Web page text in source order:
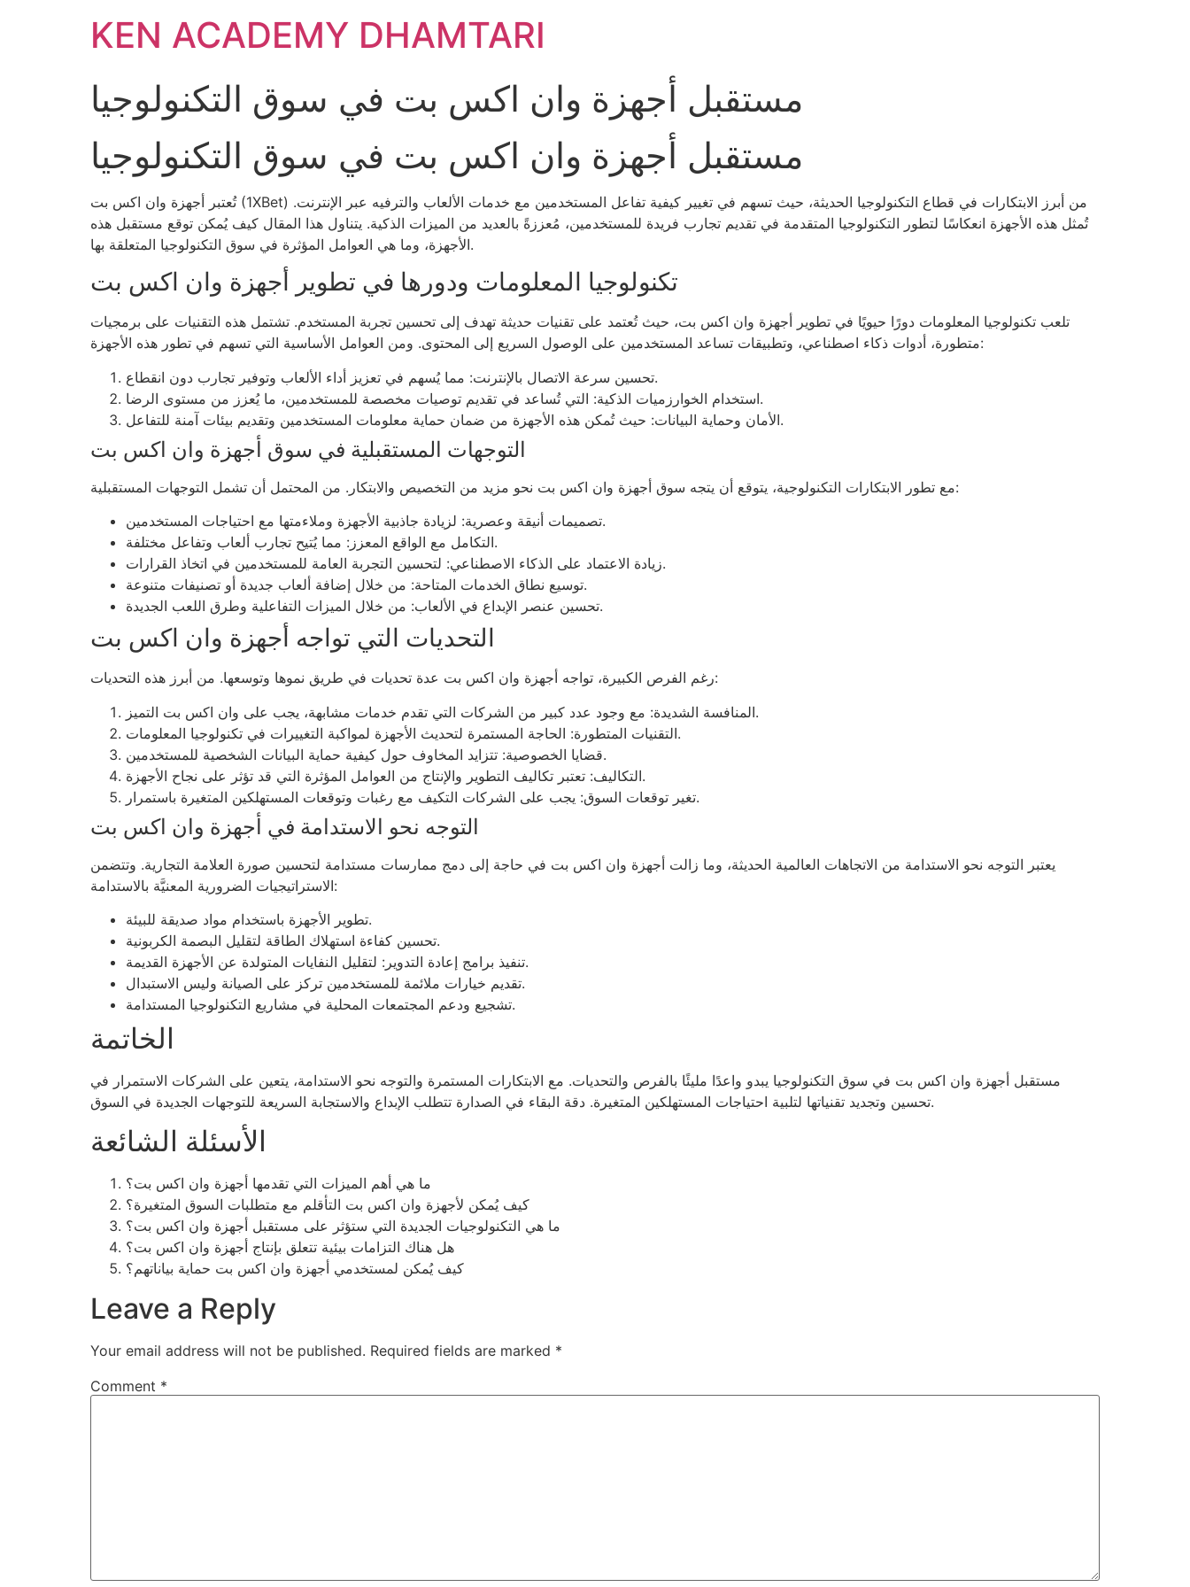
KEN ACADEMY DHAMTARI
مستقبل أجهزة وان اكس بت في سوق التكنولوجيا
مستقبل أجهزة وان اكس بت في سوق التكنولوجيا
تُعتبر أجهزة وان اكس بت (1XBet) من أبرز الابتكارات في قطاع التكنولوجيا الحديثة، حيث تسهم في تغيير كيفية تفاعل المستخدمين مع خدمات الألعاب والترفيه عبر الإنترنت.
تُمثل هذه الأجهزة انعكاسًا لتطور التكنولوجيا المتقدمة في تقديم تجارب فريدة للمستخدمين، مُعززةً بالعديد من الميزات الذكية. يتناول هذا المقال كيف يُمكن توقع مستقبل هذه
الأجهزة، وما هي العوامل المؤثرة في سوق التكنولوجيا المتعلقة بها.
تكنولوجيا المعلومات ودورها في تطوير أجهزة وان اكس بت
تلعب تكنولوجيا المعلومات دورًا حيويًا في تطوير أجهزة وان اكس بت، حيث تُعتمد على تقنيات حديثة تهدف إلى تحسين تجربة المستخدم. تشتمل هذه التقنيات على برمجيات
متطورة، أدوات ذكاء اصطناعي، وتطبيقات تساعد المستخدمين على الوصول السريع إلى المحتوى. ومن العوامل الأساسية التي تسهم في تطور هذه الأجهزة:
تحسين سرعة الاتصال بالإنترنت: مما يُسهم في تعزيز أداء الألعاب وتوفير تجارب دون انقطاع.
استخدام الخوارزميات الذكية: التي تُساعد في تقديم توصيات مخصصة للمستخدمين، ما يُعزز من مستوى الرضا.
الأمان وحماية البيانات: حيث تُمكن هذه الأجهزة من ضمان حماية معلومات المستخدمين وتقديم بيئات آمنة للتفاعل.
التوجهات المستقبلية في سوق أجهزة وان اكس بت
مع تطور الابتكارات التكنولوجية، يتوقع أن يتجه سوق أجهزة وان اكس بت نحو مزيد من التخصيص والابتكار. من المحتمل أن تشمل التوجهات المستقبلية:
تصميمات أنيقة وعصرية: لزيادة جاذبية الأجهزة وملاءمتها مع احتياجات المستخدمين.
التكامل مع الواقع المعزز: مما يُتيح تجارب ألعاب وتفاعل مختلفة.
زيادة الاعتماد على الذكاء الاصطناعي: لتحسين التجربة العامة للمستخدمين في اتخاذ القرارات.
توسيع نطاق الخدمات المتاحة: من خلال إضافة ألعاب جديدة أو تصنيفات متنوعة.
تحسين عنصر الإبداع في الألعاب: من خلال الميزات التفاعلية وطرق اللعب الجديدة.
التحديات التي تواجه أجهزة وان اكس بت
رغم الفرص الكبيرة، تواجه أجهزة وان اكس بت عدة تحديات في طريق نموها وتوسعها. من أبرز هذه التحديات:
المنافسة الشديدة: مع وجود عدد كبير من الشركات التي تقدم خدمات مشابهة، يجب على وان اكس بت التميز.
التقنيات المتطورة: الحاجة المستمرة لتحديث الأجهزة لمواكبة التغييرات في تكنولوجيا المعلومات.
قضايا الخصوصية: تتزايد المخاوف حول كيفية حماية البيانات الشخصية للمستخدمين.
التكاليف: تعتبر تكاليف التطوير والإنتاج من العوامل المؤثرة التي قد تؤثر على نجاح الأجهزة.
تغير توقعات السوق: يجب على الشركات التكيف مع رغبات وتوقعات المستهلكين المتغيرة باستمرار.
التوجه نحو الاستدامة في أجهزة وان اكس بت
يعتبر التوجه نحو الاستدامة من الاتجاهات العالمية الحديثة، وما زالت أجهزة وان اكس بت في حاجة إلى دمج ممارسات مستدامة لتحسين صورة العلامة التجارية. وتتضمن
الاستراتيجيات الضرورية المعنيَّة بالاستدامة:
تطوير الأجهزة باستخدام مواد صديقة للبيئة.
تحسين كفاءة استهلاك الطاقة لتقليل البصمة الكربونية.
تنفيذ برامج إعادة التدوير: لتقليل النفايات المتولدة عن الأجهزة القديمة.
تقديم خيارات ملائمة للمستخدمين تركز على الصيانة وليس الاستبدال.
تشجيع ودعم المجتمعات المحلية في مشاريع التكنولوجيا المستدامة.
الخاتمة
مستقبل أجهزة وان اكس بت في سوق التكنولوجيا يبدو واعدًا مليئًا بالفرص والتحديات. مع الابتكارات المستمرة والتوجه نحو الاستدامة، يتعين على الشركات الاستمرار في
تحسين وتجديد تقنياتها لتلبية احتياجات المستهلكين المتغيرة. دقة البقاء في الصدارة تتطلب الإبداع والاستجابة السريعة للتوجهات الجديدة في السوق.
الأسئلة الشائعة
ما هي أهم الميزات التي تقدمها أجهزة وان اكس بت؟
كيف يُمكن لأجهزة وان اكس بت التأقلم مع متطلبات السوق المتغيرة؟
ما هي التكنولوجيات الجديدة التي ستؤثر على مستقبل أجهزة وان اكس بت؟
هل هناك التزامات بيئية تتعلق بإنتاج أجهزة وان اكس بت؟
كيف يُمكن لمستخدمي أجهزة وان اكس بت حماية بياناتهم؟
Leave a Reply
Your email address will not be published. Required fields are marked *
Comment *